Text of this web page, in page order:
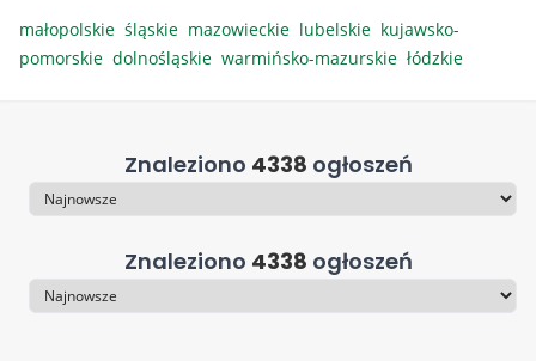
małopolskie śląskie mazowieckie lubelskie kujawsko-
pomorskie dolnośląskie warmińsko-mazurskie łódzkie
Znaleziono 4338 ogłoszeń
Sortowanie
Znaleziono 4338 ogłoszeń
Sortowanie